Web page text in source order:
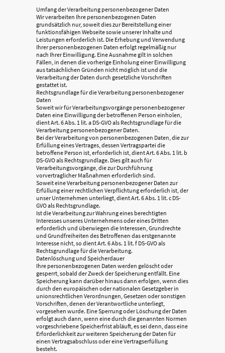
Umfang der Verarbeitung personenbezogener Daten
Wir verarbeiten Ihre personenbezogenen Daten
grundsätzlich nur, soweit dies zur Bereitstellung einer
funktionsfähigen Webseite sowie unserer Inhalte und
Leistungen erforderlich ist. Die Erhebung und Verwendung
Ihrer personenbezogenen Daten erfolgt regelmäßig nur
nach Ihrer Einwilligung. Eine Ausnahme gilt in solchen
Fällen, in denen die vorherige Einholung einer Einwilligung
aus tatsächlichen Gründen nicht möglich ist und die
Verarbeitung der Daten durch gesetzliche Vorschriften
gestattet ist.
Rechtsgrundlage für die Verarbeitung personenbezogener
Daten
Soweit wir für Verarbeitungsvorgänge personenbezogener
Daten eine Einwilligung der betroffenen Person einholen,
dient Art. 6 Abs. 1 lit. a DS-GVO als Rechtsgrundlage für die
Verarbeitung personenbezogener Daten.
Bei der Verarbeitung von personenbezogenen Daten, die zur
Erfüllung eines Vertrages, dessen Vertragspartei die
betroffene Person ist, erforderlich ist, dient Art. 6 Abs. 1 lit. b
DS-GVO als Rechtsgrundlage. Dies gilt auch für
Verarbeitungsvorgänge, die zur Durchführung
vorvertraglicher Maßnahmen erforderlich sind.
Soweit eine Verarbeitung personenbezogener Daten zur
Erfüllung einer rechtlichen Verpflichtung erforderlich ist, der
unser Unternehmen unterliegt, dient Art. 6 Abs. 1 lit. c DS-
GVO als Rechtsgrundlage.
Ist die Verarbeitung zur Wahrung eines berechtigten
Interesses unseres Unternehmens oder eines Dritten
erforderlich und überwiegen die Interessen, Grundrechte
und Grundfreiheiten des Betroffenen das erstgenannte
Interesse nicht, so dient Art. 6 Abs. 1 lit. f DS-GVO als
Rechtsgrundlage für die Verarbeitung.
Datenlöschung und Speicherdauer
Ihre personenbezogenen Daten werden gelöscht oder
gesperrt, sobald der Zweck der Speicherung entfällt. Eine
Speicherung kann darüber hinaus dann erfolgen, wenn dies
durch den europäischen oder nationalen Gesetzgeber in
unionsrechtlichen Verordnungen, Gesetzen oder sonstigen
Vorschriften, denen der Verantwortliche unterliegt,
vorgesehen wurde. Eine Sperrung oder Löschung der Daten
erfolgt auch dann, wenn eine durch die genannten Normen
vorgeschriebene Speicherfrist abläuft, es sei denn, dass eine
Erforderlichkeit zur weiteren Speicherung der Daten für
einen Vertragsabschluss oder eine Vertragserfüllung
besteht.